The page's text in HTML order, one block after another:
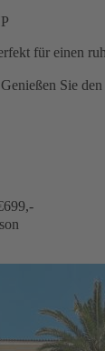
für einen
Sie
699,-